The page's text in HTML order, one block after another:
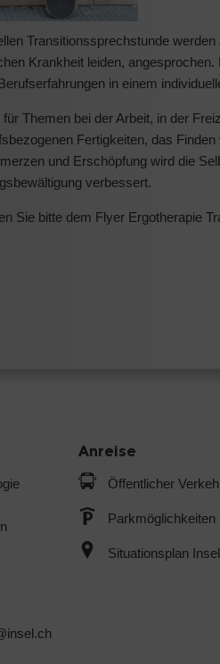
Transitionssprechstunde
Krankheit leiden,
in einem
Themen bei der Arbeit, in der
Fertigkeiten, das
und Erschöpfung wird die
verbessert.
Sie bitte dem Flyer Ergotherapie
insel.ch
Anreise
Öffentlicher
Parkmöglichkeiten
Situationsplan